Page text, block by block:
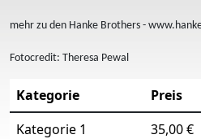
mehr zu den Hanke Brothers -
Fotocredit: Theresa Pewal
Kategorie Preis
Kategorie 1
35,00 €